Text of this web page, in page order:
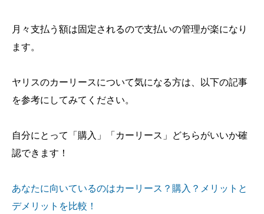
月々支払う額は固定されるので支払いの管理が楽になり
ます。
ヤリスのカーリースについて気になる方は、以下の記事
を参考にしてみてください。
自分にとって「購入」「カーリース」どちらがいいか確
認できます！
あなたに向いているのはカーリース？購入？メリットと
デメリットを比較！